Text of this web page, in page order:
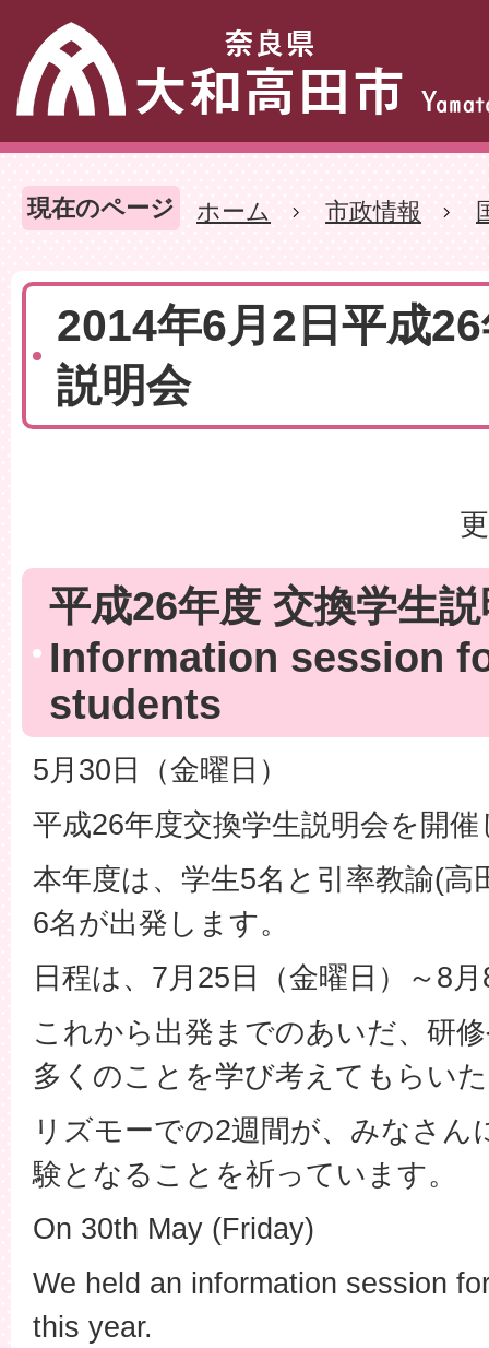
現在のページ ホーム 市政情報
2014年6月2日平成
説明会
平成26年度 交換学生
Information session
students
5月30日（金曜日）
平成26年度交換学生説明会を開
本年度は、学生5名と引率教諭(高
6名が出発します。
日程は、7月25日（金曜日）～8
これから出発までのあいだ、研
多くのことを学び考えてもらい
リズモーでの2週間が、みなさん
験となることを祈っています。
On 30th May (Friday)
We held an information session
this year.